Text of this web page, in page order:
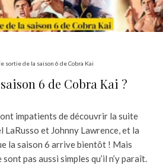
sortie de la saison 6 de Cobra Kai
6 de Cobra Kai ?
impatients de découvrir la suite
LaRusso et Johnny Lawrence, et la
la saison 6 arrive bientôt ! Mais
pas aussi simples qu’il n’y paraît.